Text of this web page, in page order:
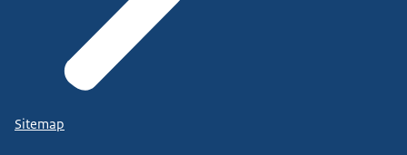
Sitemap